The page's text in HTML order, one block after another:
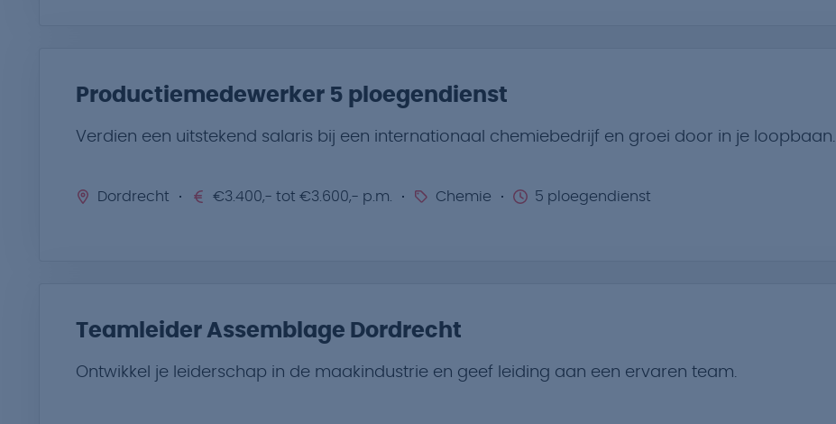
Productiemedewerker 5 ploegendienst
Verdien een uitstekend salaris bij een internationaal chemiebedrijf en groei door in je loopbaan.
Dordrecht €3.400,- tot €3.600,- p.m. Chemie 5 ploegendienst
Teamleider Assemblage Dordrecht
Ontwikkel je leiderschap in de maakindustrie en geef leiding aan een ervaren team.